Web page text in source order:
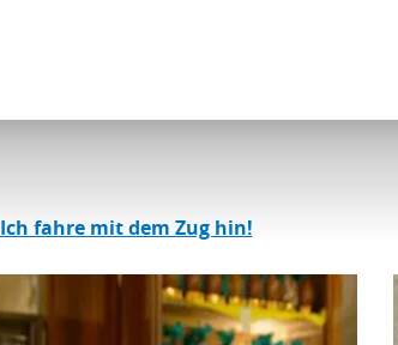
Ich fahre mit dem Zug hin!